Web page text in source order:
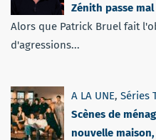
Zénith passe mal
Alors que Patrick Bruel fait
d'agressions...
A LA UNE, Séries
Scènes de
nouvelle